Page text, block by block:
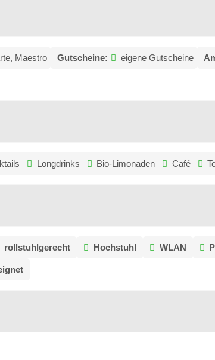
Maestro Gutscheine: eigene Gutscheine
Longdrinks Bio-Limonaden Café
rollstuhlgerecht Hochstuhl WLAN